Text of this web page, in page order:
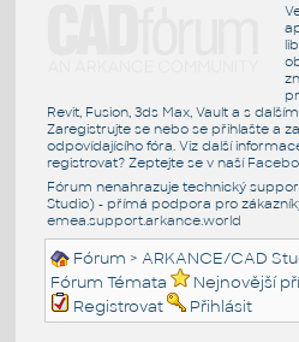
Revit, Fusion, 3ds Max, Vault a s
Zaregistrujte se nebo se přihlašte a
odpovídajícího fóra. Viz další
registrovat? Zeptejte se v naší
Fórum nenahrazuje technický
Studio) - přímá podpora pro
emea.support.arkance.world
Fórum >ARKANCE/CAD
Fórum Témata
Nejnovější
Registrovat
Přihlásit